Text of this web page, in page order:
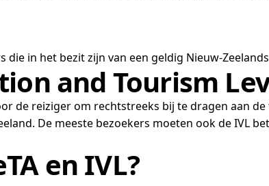
in het bezit zijn van een geldig Nieuw-
and Tourism
de reiziger om rechtstreeks bij te dragen aan
De meeste bezoekers moeten ook de IVL
en IVL?